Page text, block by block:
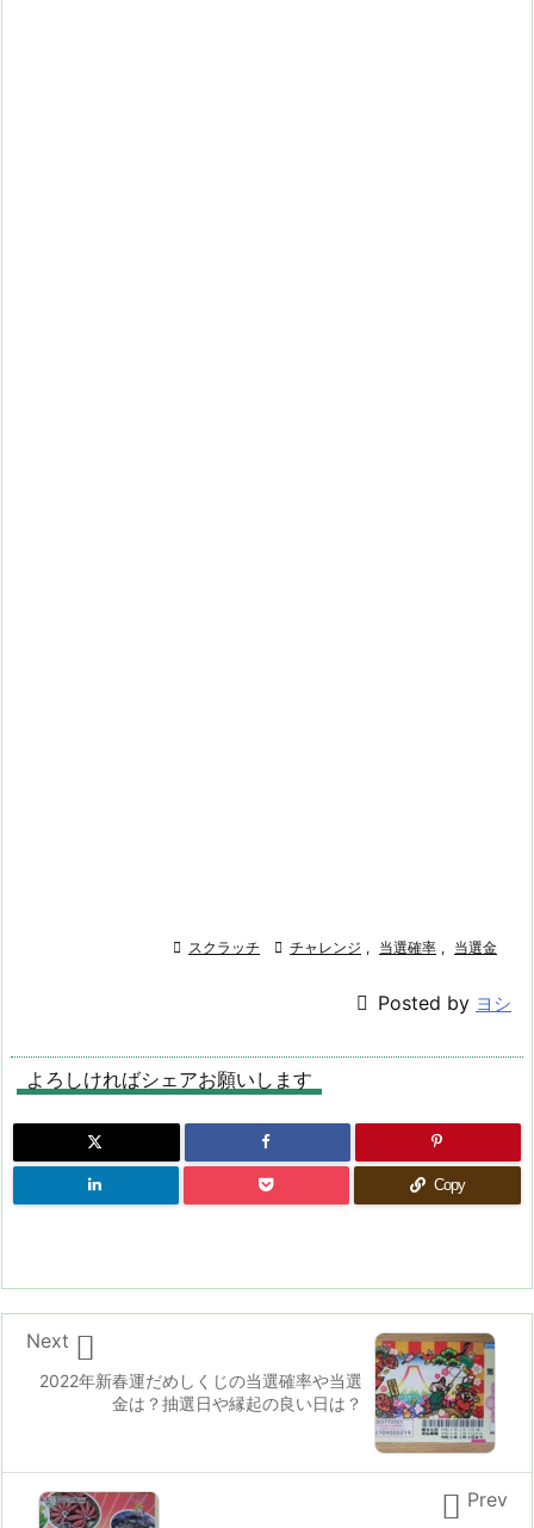
 スクラッチ  チャレンジ , 当選確率 , 当選金
 Posted by ヨシ
よろしければシェアお願いします
Copy
2022年新春運だめしくじの当選確率や当選
金は？抽選日や縁起の良い日は？

Next
 Prev